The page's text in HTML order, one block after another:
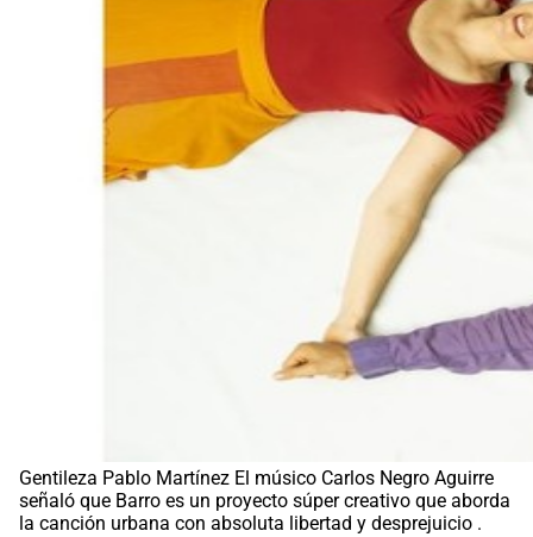
Gentileza Pablo Martínez El músico Carlos Negro Aguirre
señaló que Barro es un proyecto súper creativo que aborda
la canción urbana con absoluta libertad y desprejuicio .